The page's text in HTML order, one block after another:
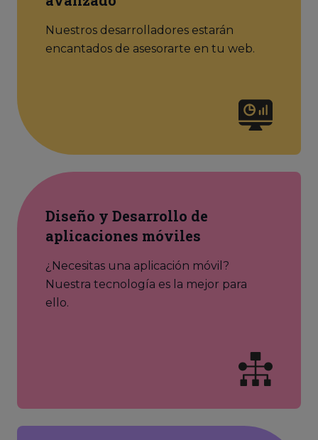
Nuestros desarrolladores estarán
encantados de asesorarte en tu web.
Diseño y Desarrollo de
aplicaciones móviles
¿Necesitas una aplicación móvil?
Nuestra tecnología es la mejor para
ello.